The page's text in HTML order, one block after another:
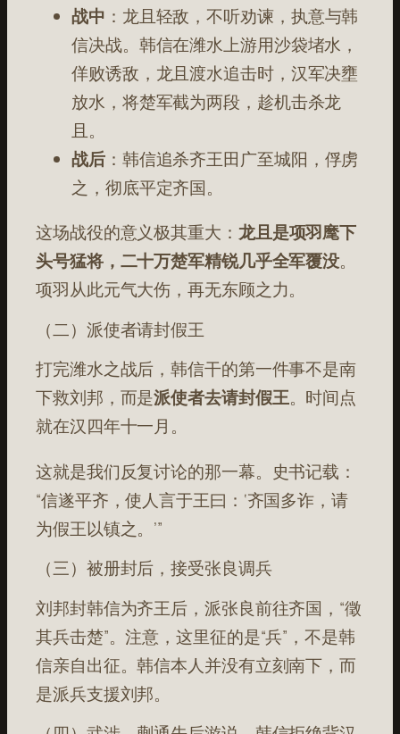
战中 ：龙且轻敌，不听劝谏，执意与韩
信决战。韩信在潍水上游用沙袋堵水，
佯败诱敌，龙且渡水追击时，汉军决壅
放水，将楚军截为两段，趁机击杀龙
且 。
战后：韩信追杀齐王田广至城阳，俘虏
之，彻底平定齐国。
这场战役的意义极其重大： 龙且是项羽麾下
头号猛将，二十万楚军精锐几乎全军覆没。
项羽从此元气大伤，再无东顾之力。
（二）派使者请封假王
打完潍水之战后，韩信干的第一件事不是南
下救刘邦，而是派使者去请封假王。时间点
就在汉四年十一月 。
这就是我们反复讨论的那一幕。史书记载：
“信遂平齐，使人言于王曰：‘齐国多诈，请
为假王以镇之。’”
（三）被册封后，接受张良调兵
刘邦封韩信为齐王后，派张良前往齐国，“徵
其兵击楚”。注意，这里征的是“兵”，不是韩
信亲自出征。韩信本人并没有立刻南下，而
是派兵支援刘邦。